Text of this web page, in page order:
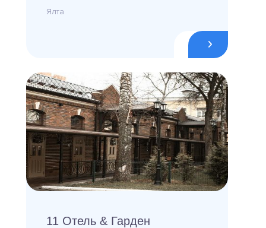
Ялта
11 Отель & Гарден